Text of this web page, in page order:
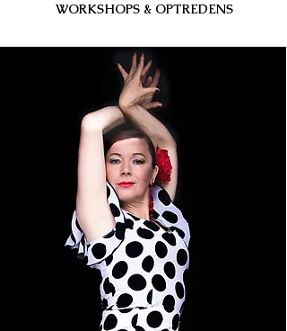
WORKSHOPS & OPTREDENS